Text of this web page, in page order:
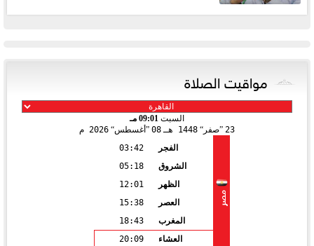
مواقيت الصلاة
السبت 09:01 مـ
23 صفر 1448 هـ 08 أغسطس 2026 م
مصر
الفجر
03:42
الشروق
05:18
الظهر
12:01
العصر
15:38
المغرب
18:43
العشاء
20:09